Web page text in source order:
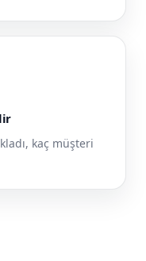
kaç müşteri